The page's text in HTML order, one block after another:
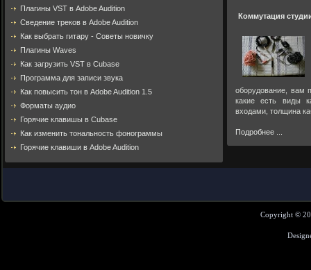
Плагины VST в Adobe Audition
Cведение треков в Adobe Audition
Как выбрать гитару - Советы новичку
Плагины Waves
Как загрузить VST в Cubase
Программа для записи звука
Как повысить тон в Adobe Audition 1.5
Форматы аудио
Горячие клавишы в Cubase
Как изменить тональность фонограммы
Горячие клавиши в Adobe Audition
Коммутация
оборудование, вам
какие есть виды
входами, толщина
Подробнее ...
Copyright ©